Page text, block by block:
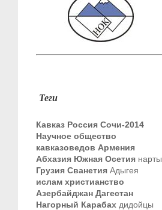
Теги
Кавказ Россия Сочи-2014
Научное общество
кавказоведов Армения
Абхазия Южная Осетия нарты
Грузия Сванетия Адыгея
ислам христианство
Азербайджан Дагестан
Нагорный Карабах дидойцы